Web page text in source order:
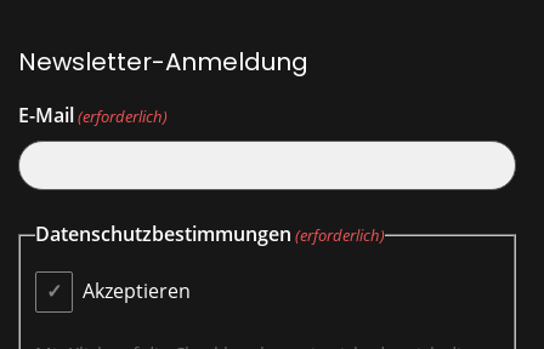
Newsletter-Anmeldung
E-Mail(erforderlich)
Datenschutzbestimmungen (erforderlich)
Akzeptieren